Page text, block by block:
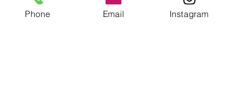
crackpot_factory
Phone Email Instagram